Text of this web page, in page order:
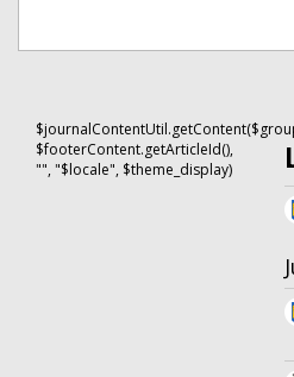
$footerContent.getArticleId(),
"", "$locale", $theme_display)